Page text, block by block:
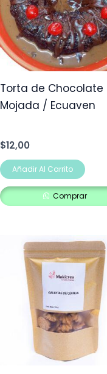
Torta de Chocolate
Mojada / Ecuaven
$12,00
Añadir Al Carrito
Comprar